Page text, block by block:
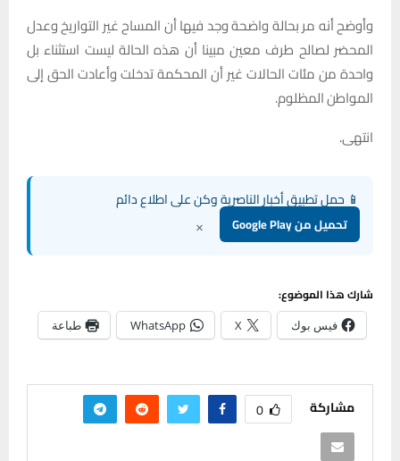
وأوضح أنه مر بحالة واضحة وجد فيها أن المساح غير التواريخ وعدل
المحضر لصالح طرف معين مبينا أن هذه الحالة ليست استثناء بل
واحدة من مئات الحالات غير أن المحكمة تدخلت وأعادت الحق إلى
المواطن المظلوم.
انتهى.
📱 حمل تطبيق أخبار الناصرية وكن على اطلاع دائم
تحميل من Google Play ×
شارك هذا الموضوع:
فيس بوك X
WhatsApp طباعة
مشاركة 0